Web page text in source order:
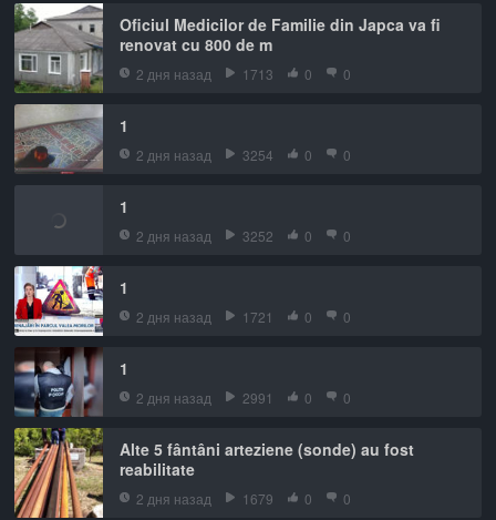
Oficiul Medicilor de Familie din Japca va fi
renovat cu 800 de m
2 дня назад 1713 0 0
1
2 дня назад 3254 0 0
1
2 дня назад 3252 0 0
1
2 дня назад 1721 0 0
1
2 дня назад 2991 0 0
Alte 5 fântâni arteziene (sonde) au fost
reabilitate
2 дня назад 1679 0 0